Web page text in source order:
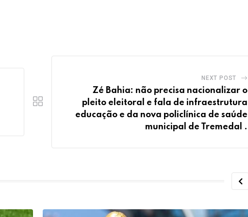
NEXT POST
Zé Bahia: não precisa nacionalizar o
pleito eleitoral e fala de infraestrutura
educação e da nova policlínica de saúde
municipal de Tremedal .